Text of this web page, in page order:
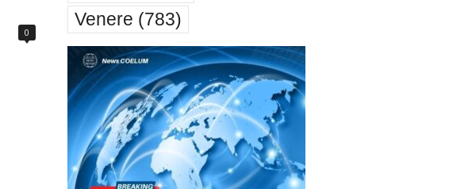
0
Venere (783)